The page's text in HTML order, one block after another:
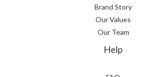
Brand Story
Our Values
Our Team
Help